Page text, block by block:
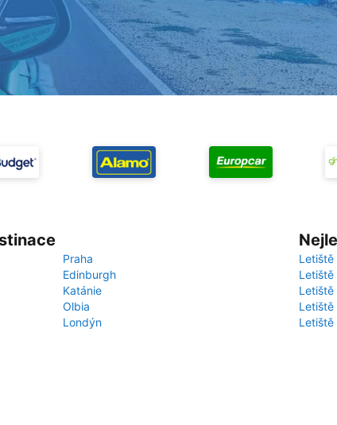
Praha
Edinburgh
Katánie
Olbia
Londýn
Letiště
Letiště
Letiště
Letiště
Letiště